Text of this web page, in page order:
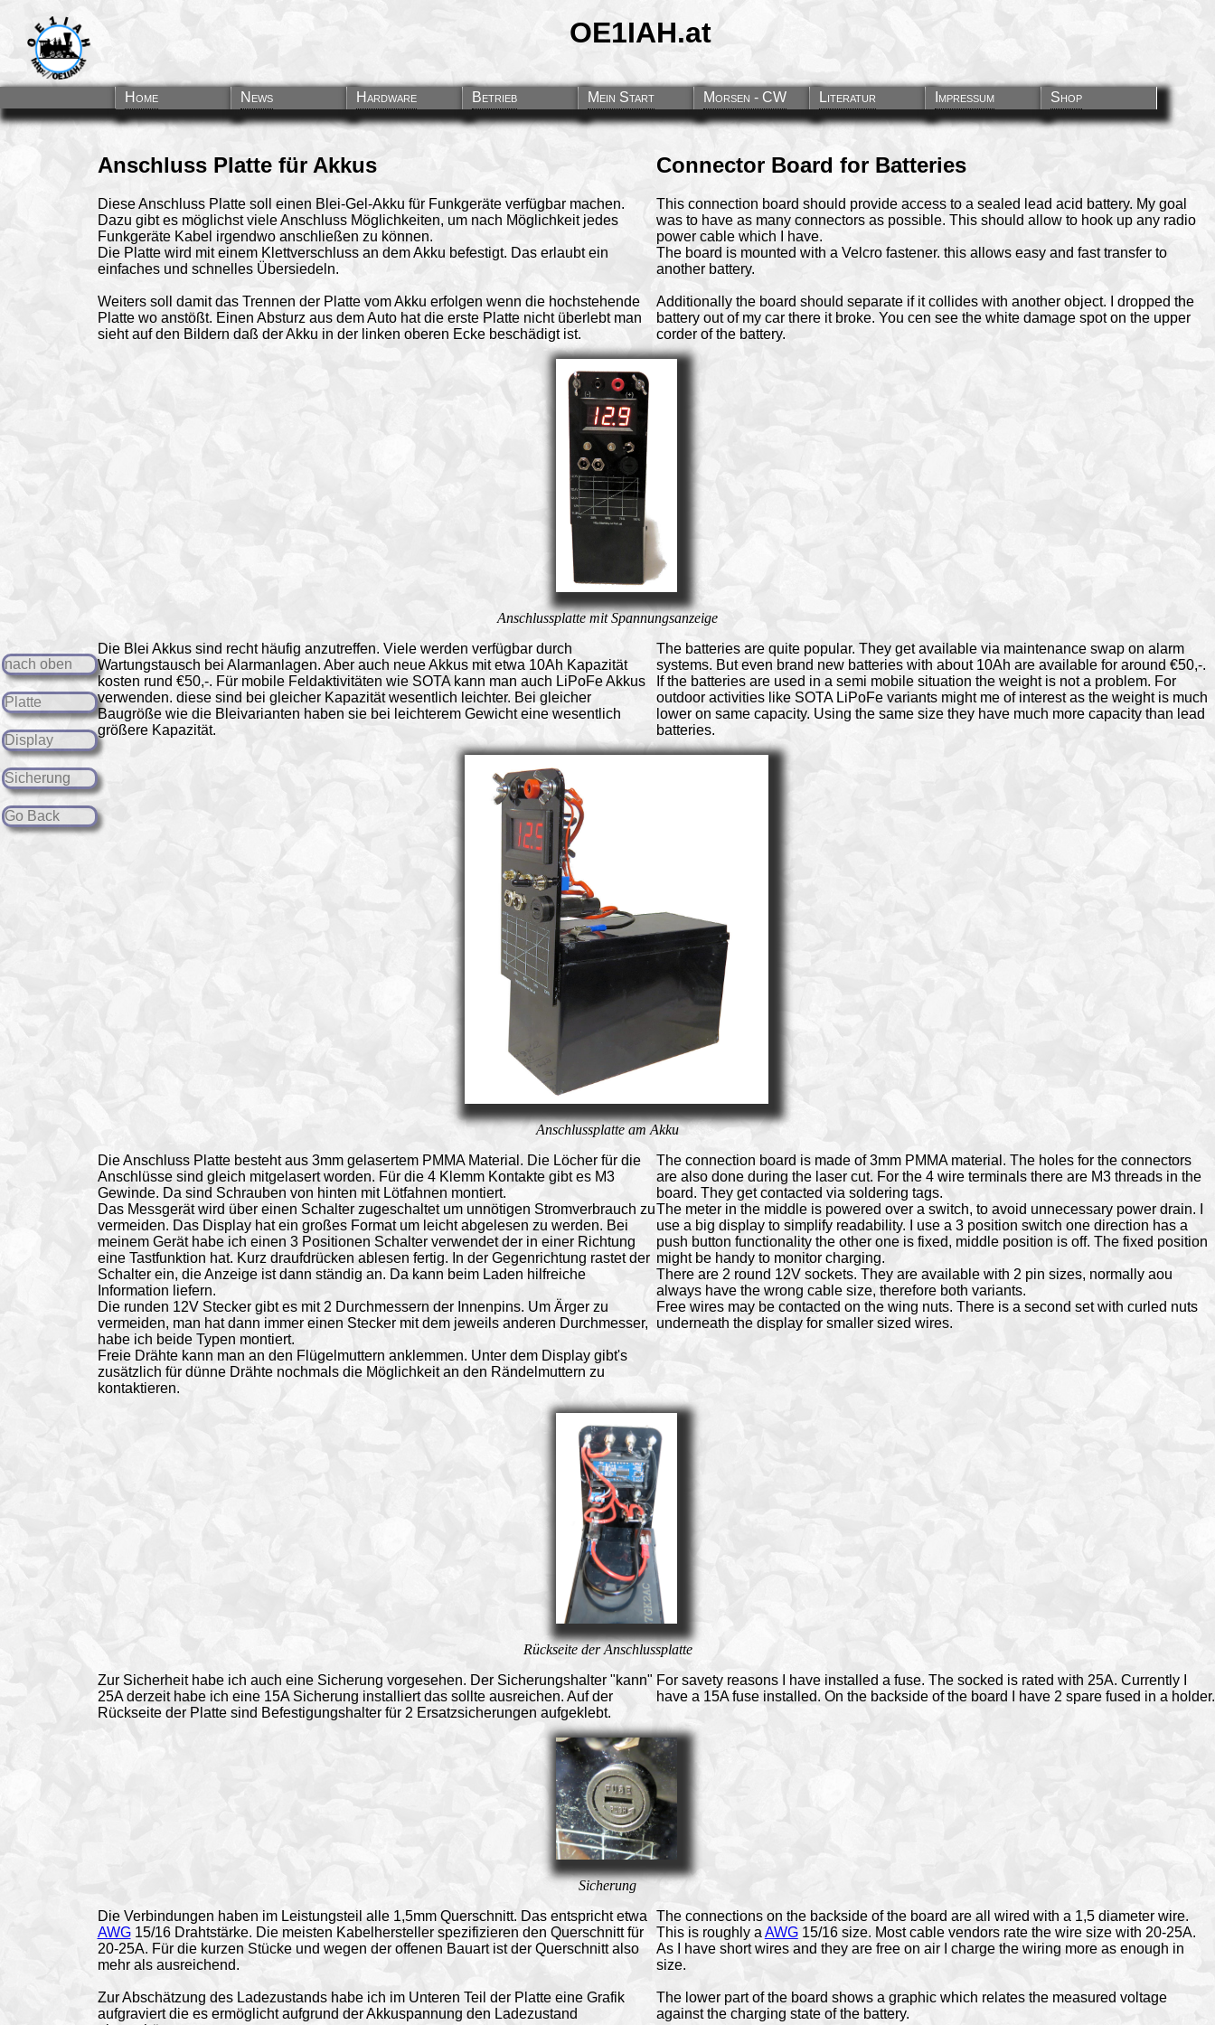
OE1IAH.at
Home News Hardware Betrieb Mein Start Morsen - CW Literatur Impressum Shop
nach oben
Platte
Display
Sicherung
Go Back
Anschluss Platte für Akkus
Diese Anschluss Platte soll einen Blei-Gel-Akku für Funkgeräte verfügbar machen.
Dazu gibt es möglichst viele Anschluss Möglichkeiten, um nach Möglichkeit jedes
Funkgeräte Kabel irgendwo anschließen zu können.
Die Platte wird mit einem Klettverschluss an dem Akku befestigt. Das erlaubt ein
einfaches und schnelles Übersiedeln.
Weiters soll damit das Trennen der Platte vom Akku erfolgen wenn die hochstehende
Platte wo anstößt. Einen Absturz aus dem Auto hat die erste Platte nicht überlebt man
sieht auf den Bildern daß der Akku in der linken oberen Ecke beschädigt ist.
Connector Board for Batteries
This connection board should provide access to a sealed lead acid battery. My goal
was to have as many connectors as possible. This should allow to hook up any radio
power cable which I have.
The board is mounted with a Velcro fastener. this allows easy and fast transfer to
another battery.
Additionally the board should separate if it collides with another object. I dropped the
battery out of my car there it broke. You cen see the white damage spot on the upper
corder of the battery.
Anschlussplatte mit Spannungsanzeige
Die Blei Akkus sind recht häufig anzutreffen. Viele werden verfügbar durch
Wartungstausch bei Alarmanlagen. Aber auch neue Akkus mit etwa 10Ah Kapazität
kosten rund €50,-. Für mobile Feldaktivitäten wie SOTA kann man auch LiPoFe Akkus
verwenden. diese sind bei gleicher Kapazität wesentlich leichter. Bei gleicher
Baugröße wie die Bleivarianten haben sie bei leichterem Gewicht eine wesentlich
größere Kapazität.
The batteries are quite popular. They get available via maintenance swap on alarm
systems. But even brand new batteries with about 10Ah are available for around €50,-.
If the batteries are used in a semi mobile situation the weight is not a problem. For
outdoor activities like SOTA LiPoFe variants might me of interest as the weight is much
lower on same capacity. Using the same size they have much more capacity than lead
batteries.
Anschlussplatte am Akku
Die Anschluss Platte besteht aus 3mm gelasertem PMMA Material. Die Löcher für die
Anschlüsse sind gleich mitgelasert worden. Für die 4 Klemm Kontakte gibt es M3
Gewinde. Da sind Schrauben von hinten mit Lötfahnen montiert.
Das Messgerätwird über einen Schalter zugeschaltet um unnötigen Stromverbrauch zu
vermeiden. Das Display hat ein großes Format um leicht abgelesen zu werden. Bei
meinem Gerät habe ich einen 3 Positionen Schalter verwendet der in einer Richtung
eine Tastfunktion hat. Kurz draufdrücken ablesen fertig. In der Gegenrichtung rastet der
Schalter ein, die Anzeige ist dann ständig an. Da kann beim Laden hilfreiche
Information liefern.
Die runden 12V Stecker gibt es mit 2 Durchmessern der Innenpins. Um Ärger zu
vermeiden, man hat dann immer einen Stecker mit dem jeweils anderen Durchmesser,
habe ich beide Typen montiert.
Freie Drähte kann man an den Flügelmuttern anklemmen. Unter dem Display gibt's
zusätzlich für dünne Drähte nochmals die Möglichkeit an den Rändelmuttern zu
kontaktieren.
The connection board is made of 3mm PMMA material. The holes for the connectors
are also done during the laser cut. For the 4 wire terminals there are M3 threads in the
board. They get contacted via soldering tags.
The meter in the middle is powered over a switch, to avoid unnecessary power drain. I
use a big display to simplify readability. I use a 3 position switch one direction has a
push button functionality the other one is fixed, middle position is off. The fixed position
might be handy to monitor charging.
There are 2 round 12V sockets. They are available with 2 pin sizes, normally aou
always have the wrong cable size, therefore both variants.
Free wires may be contacted on the wing nuts. There is a second set with curled nuts
underneath the display for smaller sized wires.
Rückseite der Anschlussplatte
Zur Sicherheit habe ich auch eine Sicherung vorgesehen. Der Sicherungshalter "kann"
25A derzeit habe ich eine 15A Sicherung installiert das sollte ausreichen. Auf der
Rückseite der Platte sind Befestigungshalter für 2 Ersatzsicherungen aufgeklebt.
For savety reasons I have installed a fuse. The socked is rated with 25A. Currently I
have a 15A fuse installed. On the backside of the board I have 2 spare fused in a holder.
Sicherung
Die Verbindungen haben im Leistungsteil alle 1,5mm Querschnitt. Das entspricht etwa
AWG15/16 Drahtstärke. Die meisten Kabelhersteller spezifizieren den Querschnitt für
20-25A. Für die kurzen Stücke und wegen der offenen Bauart ist der Querschnitt also
mehr als ausreichend.
The connections on the backside of the board are all wired with a 1,5 diameter wire.
This is roughly a AWG15/16 size. Most cable vendors rate the wire size with 20-25A.
As I have short wires and they are free on air I charge the wiring more as enough in
size.
Zur Abschätzung des Ladezustands habe ich im Unteren Teil der Platte eine Grafik
aufgraviert die es ermöglicht aufgrund der Akkuspannung den Ladezustand
The lower part of the board shows a graphic which relates the measured voltage
against the charging state of the battery.